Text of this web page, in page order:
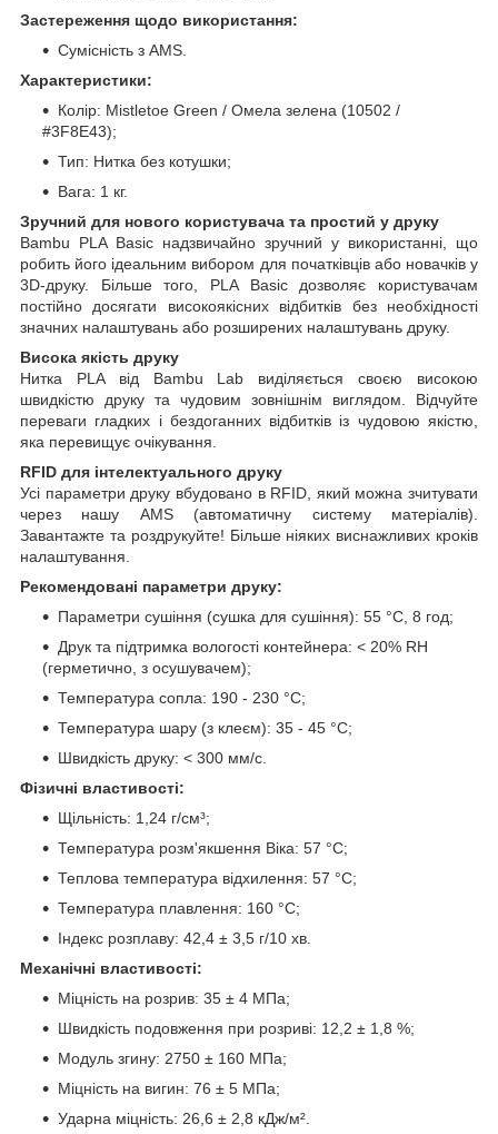
Застереження щодо використання:
Сумісність з AMS.
Характеристики:
Колір: Mistletoe Green / Омела зелена (10502 /
#3F8E43);
Тип: Нитка без котушки;
Вага: 1 кг.
Зручний для нового користувача та простий у друку
Bambu PLA Basic надзвичайно зручний у використанні, що
робить його ідеальним вибором для початківців або новачків у
3D-друку. Більше того, PLA Basic дозволяє користувачам
постійно досягати високоякісних відбитків без необхідності
значних налаштувань або розширених налаштувань друку.
Висока якість друку
Нитка PLA від Bambu Lab виділяється своєю високою
швидкістю друку та чудовим зовнішнім виглядом. Відчуйте
переваги гладких і бездоганних відбитків із чудовою якістю,
яка перевищує очікування.
RFID для інтелектуального друку
Усі параметри друку вбудовано в RFID, який можна зчитувати
через нашу AMS (автоматичну систему матеріалів).
Завантажте та роздрукуйте! Більше ніяких виснажливих кроків
налаштування.
Рекомендовані параметри друку:
Параметри сушіння (сушка для сушіння): 55 °C, 8 год;
Друк та підтримка вологості контейнера: < 20% RH
(герметично, з осушувачем);
Температура сопла: 190 - 230 °C;
Температура шару (з клеєм): 35 - 45 °C;
Швидкість друку: < 300 мм/с.
Фізичні властивості:
Щільність: 1,24 г/см³;
Температура розм'якшення Віка: 57 °C;
Теплова температура відхилення: 57 °C;
Температура плавлення: 160 °C;
Індекс розплаву: 42,4 ± 3,5 г/10 хв.
Механічні властивості:
Міцність на розрив: 35 ± 4 МПа;
Швидкість подовження при розриві: 12,2 ± 1,8 %;
Модуль згину: 2750 ± 160 МПа;
Міцність на вигин: 76 ± 5 МПа;
Ударна міцність: 26,6 ± 2,8 кДж/м².